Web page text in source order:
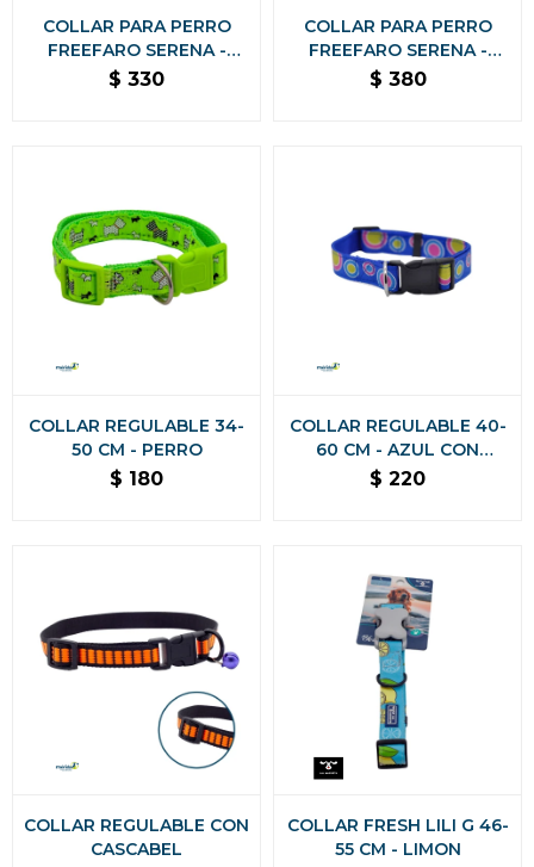
COLLAR PARA PERRO
FREEFARO SERENA -
TAMAÑO PEQUEÑO
$ 330
COLLAR PARA PERRO
FREEFARO SERENA -
TAMAÑO GRANDE
$ 380
COLLAR REGULABLE 34-
50 CM - PERRO
$ 180
COLLAR REGULABLE 40-
60 CM - AZUL CON
LUNARES
$ 220
COLLAR REGULABLE CON
CASCABEL
COLLAR FRESH LILI G 46-
55 CM - LIMON